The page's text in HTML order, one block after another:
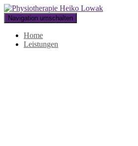
Navigation umschalten
Home
Leistungen